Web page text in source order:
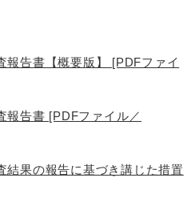
報告書【概要版】 [PDFファイ
報告書 [PDFファイル／
結果の報告に基づき講じた措置